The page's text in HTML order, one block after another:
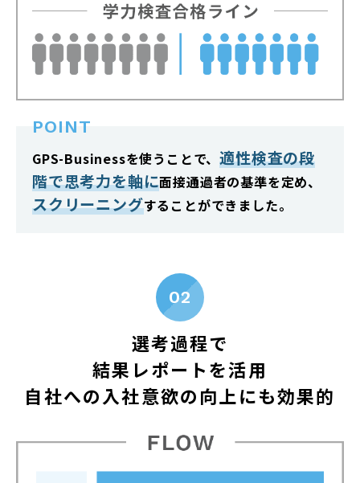
POINT
GPS-Businessを使うことで、適性検査の段
階で思考力を軸に面接通過者の基準を定め、
スクリーニングすることができました。
02
選考過程で
結果レポートを活用
自社への入社意欲の向上にも効果的